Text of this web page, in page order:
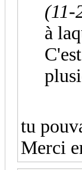
(11-
à
tu
Merci